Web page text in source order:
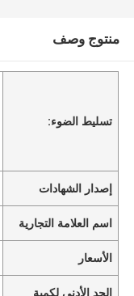
منتوج وصف
تسليط الضوء:
إصدار الشهادات
اسم العلامة التجارية
الأسعار
الحد الأدنى لكمية